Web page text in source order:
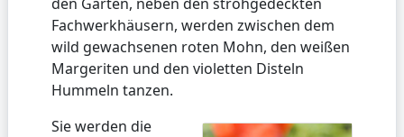
Fachwerkhäusern, werden zwischen dem
wild gewachsenen roten Mohn, den weißen
Margeriten und den violetten Disteln
Hummeln tanzen.
Sie werden die